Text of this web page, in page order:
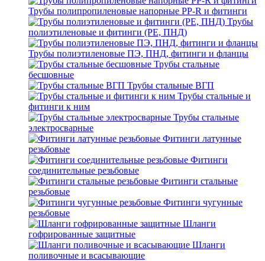
Трубы полипропиленовые напорные PP-R и фитинги
Трубы
полиэтиленовые и фитинги (PE, ПНД)
Трубы полиэтиленовые ПЭ, ПНД, фитинги и фланцы
Трубы стальные
бесшовные
Трубы стальные ВГП
Трубы стальные и
фитинги к ним
Трубы стальные
электросварные
Фитинги латунные
резьбовые
Фитинги
соединительные резьбовые
Фитинги стальные
резьбовые
Фитинги чугунные
резьбовые
Шланги
гофрированные защитные
Шланги
поливочные и всасывающие